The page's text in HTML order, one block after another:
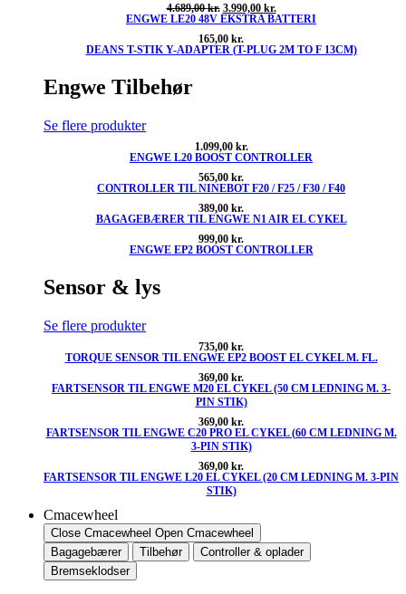
4.689,00kr. Den
oprindelige
pris
var:
3.990,00 kr.Den
aktuelle
er:
ENGWE LE20 48V EKSTRA BATTERI
165,00 kr.
DEANS T-STIK Y-ADAPTER (T-PLUG 2M TO F 13CM)
Engwe Tilbehør
Se flere produkter
1.099,00 kr.
ENGWE L20 BOOST CONTROLLER
565,00 kr.
CONTROLLER TIL NINEBOT F20 / F25 / F30 / F40
389,00 kr.
BAGAGEBÆRER TIL ENGWE N1 AIR EL CYKEL
999,00 kr.
ENGWE EP2 BOOST CONTROLLER
Sensor & lys
Se flere produkter
735,00 kr.
TORQUE SENSOR TIL ENGWE EP2 BOOST EL CYKEL M. FL.
369,00 kr.
FARTSENSOR TIL ENGWE M20 EL CYKEL (50 CM LEDNING M. 3-
PIN STIK)
369,00 kr.
FARTSENSOR TIL ENGWE C20 PRO EL CYKEL (60 CM LEDNING M.
3-PIN STIK)
369,00 kr.
FARTSENSOR TIL ENGWE L20 EL CYKEL (20 CM LEDNING M. 3-PIN
STIK)
Cmacewheel
Close Cmacewheel Open Cmacewheel
Bagagebærer
Tilbehør
Controller & oplader
Bremseklodser